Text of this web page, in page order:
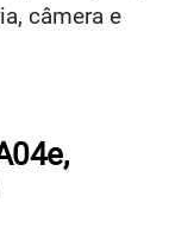
câmera e